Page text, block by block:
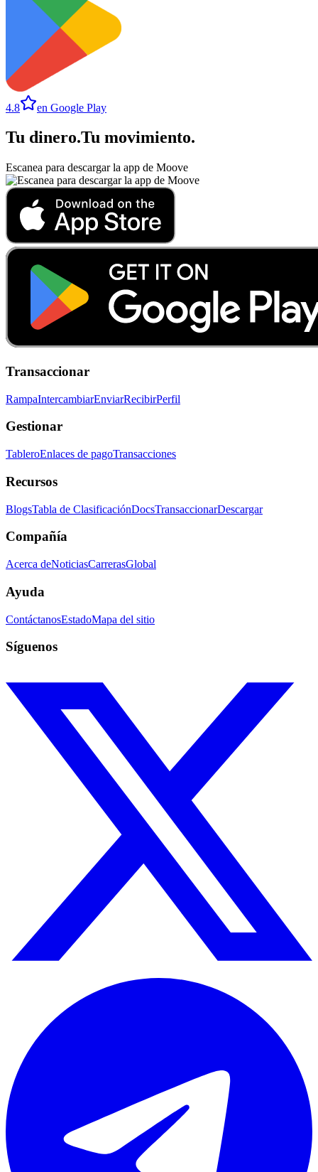
4.8 en Google Play
Tu dinero.Tu movimiento.
Escanea para descargar la app de Moove
Transaccionar
RampaIntercambiarEnviarRecibirPerfil
Gestionar
TableroEnlaces de pagoTransacciones
Recursos
BlogsTabla de ClasificaciónDocsTransaccionarDescargar
Compañía
Acerca deNoticiasCarrerasGlobal
Ayuda
ContáctanosEstadoMapa del sitio
Síguenos